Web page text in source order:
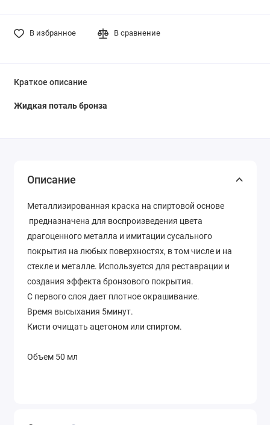
В избранное В сравнение
Краткое описание
Жидкая поталь бронза
Описание
Металлизированная краска на спиртовой основе
предназначена для воспроизведения цвета
драгоценного металла и имитации сусального
покрытия на любых поверхностях, в том числе и на
стекле и металле. Используется для реставрации и
создания эффекта бронзового покрытия.
С первого слоя дает плотное окрашивание.
Время высыхания 5минут.
Кисти очищать ацетоном или спиртом.
Объем 50 мл